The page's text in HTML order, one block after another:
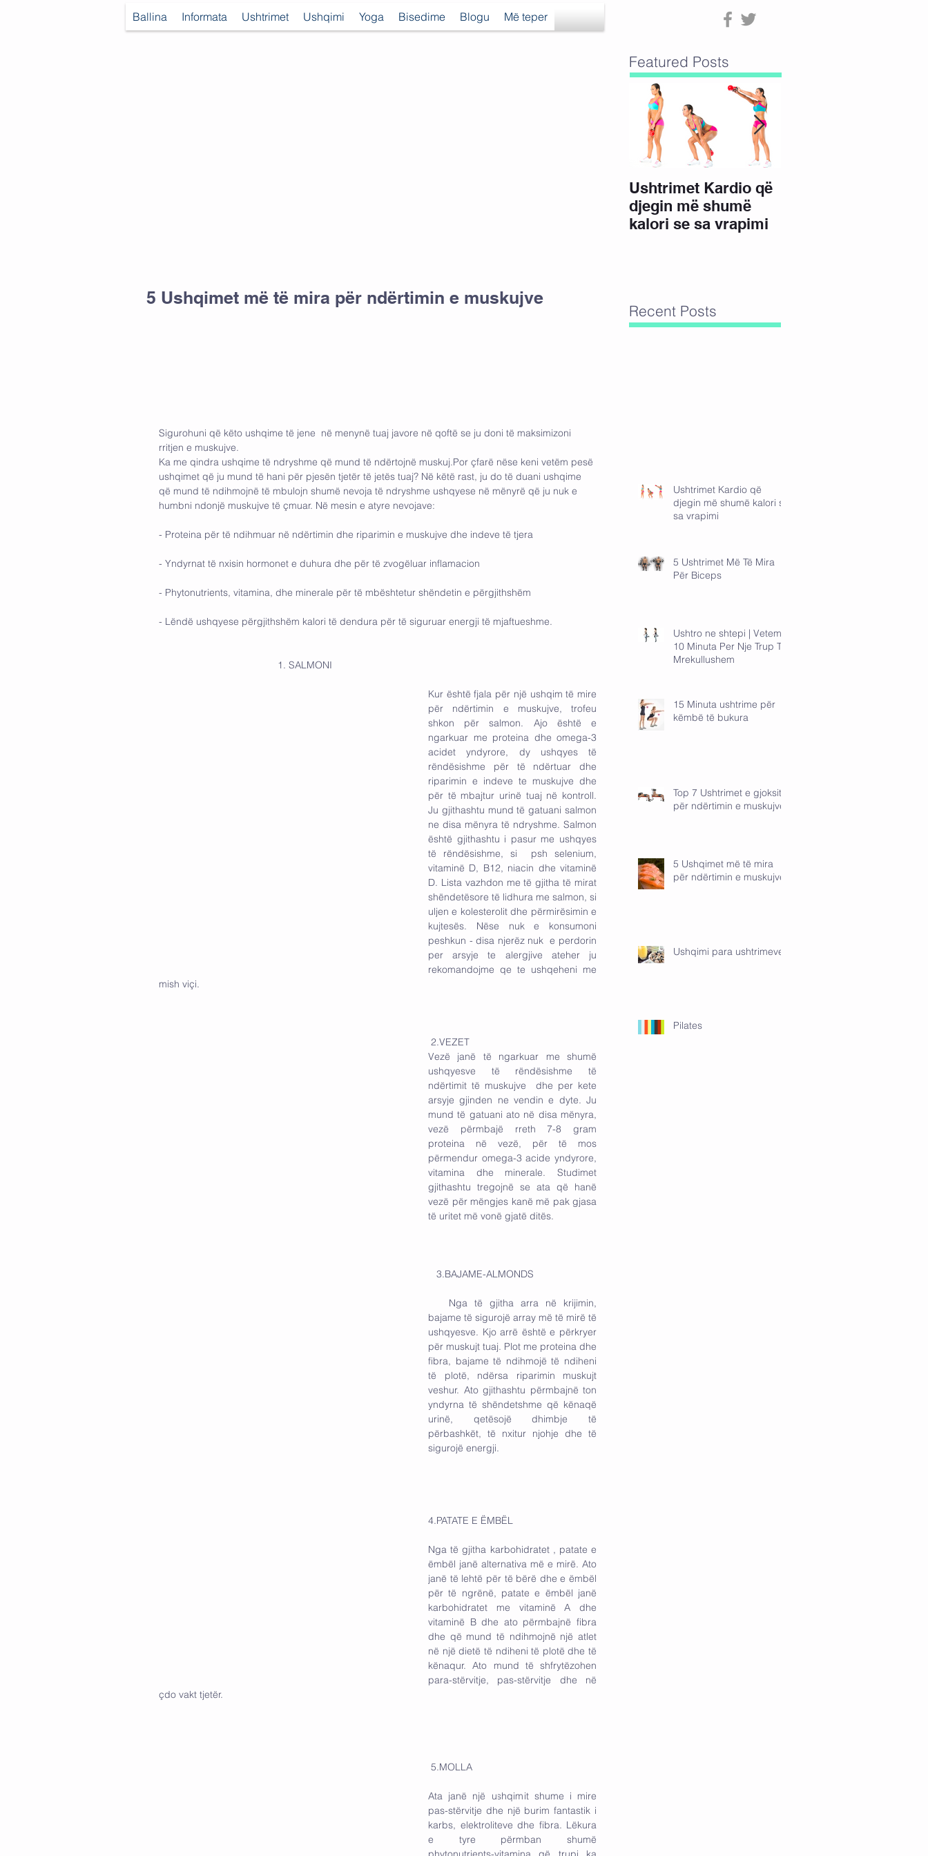
Ballina Informata Ushtrimet Ushqimi Yoga Bisedime Blogu Më teper
Ushtrimet Kardio që
djegin më shumë kalori se
sa vrapimi
5 Ushtrimet Më Të Mira
Për Biceps
Ushtro ne shtepi | Vetem
10 Minuta Per Nje Trup Te
Mrekullushem
15 Minuta ushtrime për
këmbë të bukura
Top 7 Ushtrimet e gjoksit
për ndërtimin e muskujve
5 Ushqimet më të mira
për ndërtimin e muskujve
Ushqimi para ushtrimeve
Pilates
Recent Posts
Ushtrimet Kardio që
djegin më shumë
kalori se sa vrapimi
5 Ushqimet më të mira për ndërtimin e muskujve
Sigurohuni që këto ushqime të jene  në menynë tuaj javore në qoftë se ju doni të maksimizoni
rritjen e muskujve.
Ka me qindra ushqime të ndryshme që mund të ndërtojnë muskuj.Por çfarë nëse keni vetëm pesë
ushqimet që ju mund të hani për pjesën tjetër të jetës tuaj? Në këtë rast, ju do të duani ushqime
që mund të ndihmojnë të mbulojn shumë nevoja të ndryshme ushqyese në mënyrë që ju nuk e
humbni ndonjë muskujve të çmuar. Në mesin e atyre nevojave:
- Proteina për të ndihmuar në ndërtimin dhe riparimin e muskujve dhe indeve të tjera
- Yndyrnat të nxisin hormonet e duhura dhe për të zvogëluar inflamacion
- Phytonutrients, vitamina, dhe minerale për të mbështetur shëndetin e përgjithshëm
- Lëndë ushqyese përgjithshëm kalori të dendura për të siguruar energji të mjaftueshme.
                                           1. SALMONI
Kur është fjala për një ushqim të mire
për ndërtimin e muskujve, trofeu
shkon për salmon. Ajo është e
ngarkuar me proteina dhe omega-3
acidet yndyrore, dy ushqyes të
rëndësishme për të ndërtuar dhe
riparimin e indeve te muskujve dhe
për të mbajtur urinë tuaj në kontroll.
Ju gjithashtu mund të gatuani salmon
ne disa mënyra të ndryshme. Salmon
është gjithashtu i pasur me ushqyes
të rëndësishme, si  psh selenium,
vitaminë D, B12, niacin dhe vitaminë
D. Lista vazhdon me të gjitha të mirat
shëndetësore të lidhura me salmon, si
uljen e kolesterolit dhe përmirësimin e
kujtesës. Nëse nuk e konsumoni
peshkun - disa njerëz nuk  e perdorin
per arsyje te alergjive ateher ju
rekomandojme qe te ushqeheni me
mish viçi.
2.VEZET
Vezë janë të ngarkuar me shumë
ushqyesve të rëndësishme të
ndërtimit të muskujve  dhe per kete
arsyje gjinden ne vendin e dyte. Ju
mund të gatuani ato në disa mënyra,
vezë përmbajë rreth 7-8 gram
proteina në vezë, për të mos
përmendur omega-3 acide yndyrore,
vitamina dhe minerale. Studimet
gjithashtu tregojnë se ata që hanë
vezë për mëngjes kanë më pak gjasa
të uritet më vonë gjatë ditës.
   3.BAJAME-ALMONDS
bajame të sigurojë array më të mirë të
ushqyesve. Kjo arrë është e përkryer
për muskujt tuaj. Plot me proteina dhe
fibra, bajame të ndihmojë të ndiheni
të plotë, ndërsa riparimin muskujt
veshur. Ato gjithashtu përmbajnë ton
yndyrna të shëndetshme që kënaqë
urinë, qetësojë dhimbje të
përbashkët, të nxitur njohje dhe të
sigurojë energji.
4.PATATE E ËMBËL
Nga të gjitha karbohidratet , patate e
ëmbël janë alternativa më e mirë. Ato
janë të lehtë për të bërë dhe e ëmbël
për të ngrënë, patate e ëmbël janë
karbohidratet me vitaminë A dhe
vitaminë B dhe ato përmbajnë fibra
dhe që mund të ndihmojnë një atlet
në një dietë të ndiheni të plotë dhe të
kënaqur. Ato mund të shfrytëzohen
para-stërvitje, pas-stërvitje dhe në
çdo vakt tjetër.
5.MOLLA
Ata janë një ushqimit shume i mire
pas-stërvitje dhe një burim fantastik i
karbs, elektroliteve dhe fibra. Lëkura
e tyre përmban shumë
Featured Posts